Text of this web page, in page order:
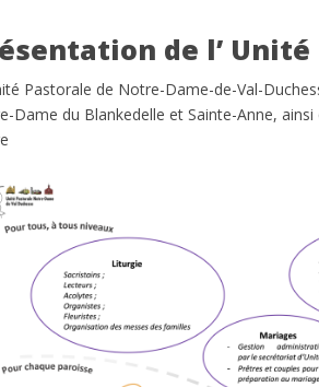
de l’
Pastorale de Notre-Dame-de-Val-
Dame du Blankedelle et Sainte-Anne,